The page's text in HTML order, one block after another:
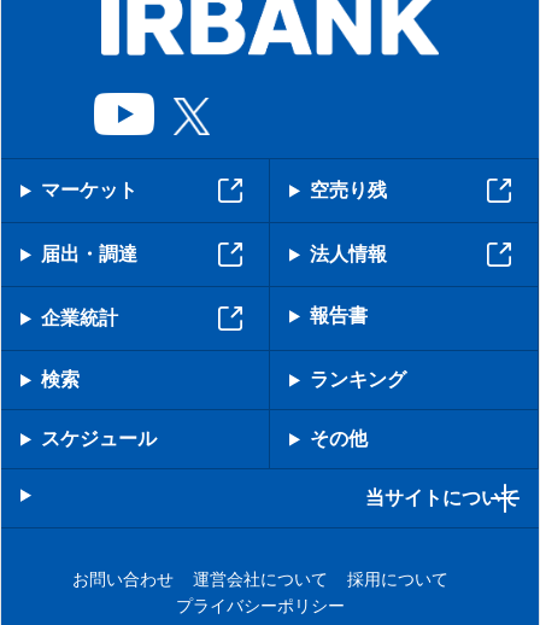
マーケット 空売り残
届出・調達 法人情報
企業統計 報告書
検索 ランキング
スケジュール その他
当サイトについて
お問い合わせ 運営会社について
採用について
プライバシーポリシー